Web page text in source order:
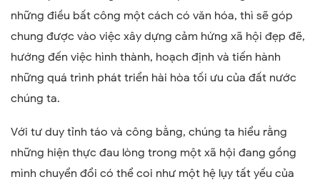
những điều bất công một cách có văn hóa, thì sẽ góp
chung được vào việc xây dựng cảm hứng xã hội đẹp đẽ,
hướng đến việc hình thành, hoạch định và tiến hành
những quá trình phát triển hài hòa tối ưu của đất nước
chúng ta.
Với tư duy tỉnh táo và công bằng, chúng ta hiểu rằng
những hiện thực đau lòng trong một xã hội đang gồng
mình chuyển đổi có thể coi như một hệ lụy tất yếu của